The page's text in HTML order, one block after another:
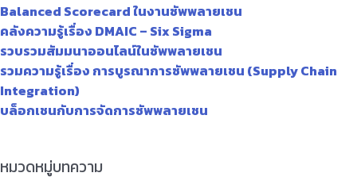
Balanced Scorecard ในงานซัพพลายเชน
คลังความรู้เรื่อง DMAIC – Six Sigma
รวบรวมสัมมนาออนไลน์ในซัพพลายเชน
รวมความรู้เรื่อง การบูรณาการซัพพลายเชน (Supply Chain
Integration)
บล็อกเชนกับการจัดการซัพพลายเชน
หมวดหมู่บทความ